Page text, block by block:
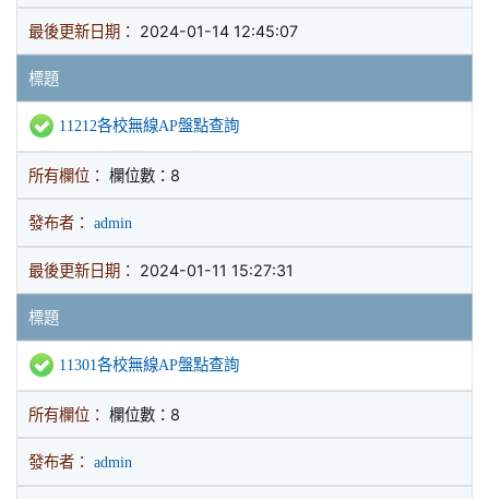
最後更新日期： 2024-01-14 12:45:07
標題
11212各校無線AP盤點查詢
所有欄位： 欄位數：8
發布者： admin
最後更新日期： 2024-01-11 15:27:31
標題
11301各校無線AP盤點查詢
所有欄位： 欄位數：8
發布者： admin